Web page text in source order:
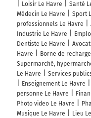
Loisir Le Havre
Santé
Médecin Le Havre
Sport
professionnels Le Havre
Industrie Le Havre
Dentiste Le Havre
Havre
Borne de
Supermarché,
Le Havre
Services
Enseignement Le Havre
personne Le Havre
Photo video Le Havre
Musique Le Havre
Lieu